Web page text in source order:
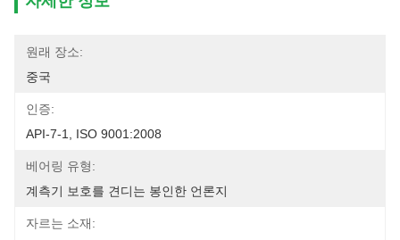
원래 장소:
중국
인증:
API-7-1, ISO 9001:2008
베어링 유형:
계측기 보호를 견디는 봉인한 언론지
자르는 소재: